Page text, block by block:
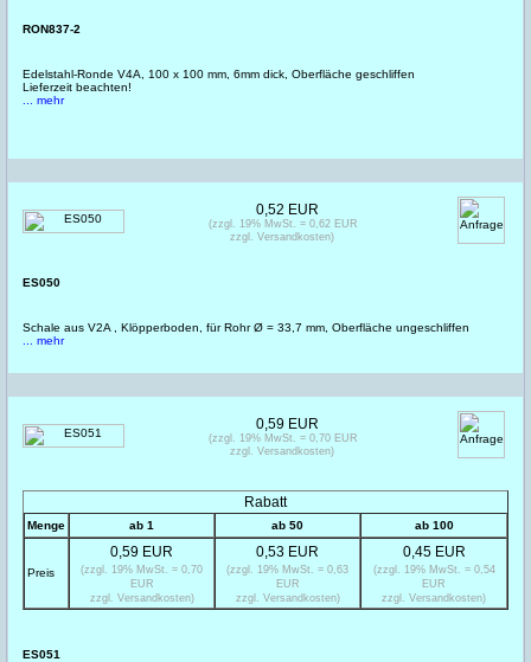
RON837-2
Edelstahl-Ronde V4A, 100 x 100 mm, 6mm dick, Oberfläche geschliffen
Lieferzeit beachten!
... mehr
ES050
Schale aus V2A , Klöpperboden, für Rohr Ø = 33,7 mm, Oberfläche ungeschliffen
... mehr
0,52 EUR
(zzgl. 19% MwSt. = 0,62 EUR
zzgl. Versandkosten)
ES051
Rabatt
Menge ab 1 ab 50 ab 100
Preis
0,59 EUR
(zzgl. 19% MwSt. = 0,70
EUR
zzgl. Versandkosten)
0,53 EUR
(zzgl. 19% MwSt. = 0,63
EUR
zzgl. Versandkosten)
0,45 EUR
(zzgl. 19% MwSt. = 0,54
EUR
zzgl. Versandkosten)
0,59 EUR
(zzgl. 19% MwSt. = 0,70 EUR
zzgl. Versandkosten)